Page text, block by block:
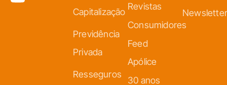
Capitalização
Previdência
Privada
Resseguros
Revistas
Consumidores
Feed
Apólice
30 anos
Newsletter